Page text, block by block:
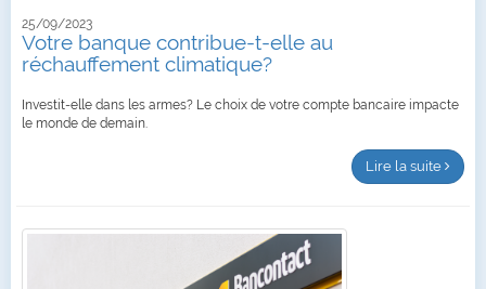
25/09/2023
Votre banque contribue-t-elle au
réchauffement climatique?
Investit-elle dans les armes? Le choix de votre compte bancaire impacte
le monde de demain.
Lire la suite